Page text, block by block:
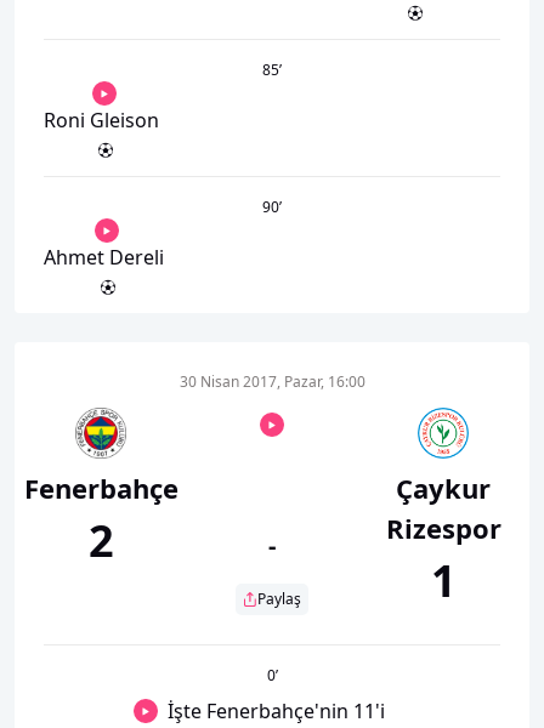
85’
Roni Gleison
90’
Ahmet Dereli
Fenerbahçe
2
30 Nisan 2017, Pazar, 16:00
-
Paylaş
Çaykur
Rizespor
1
0’
İşte Fenerbahçe'nin 11'i